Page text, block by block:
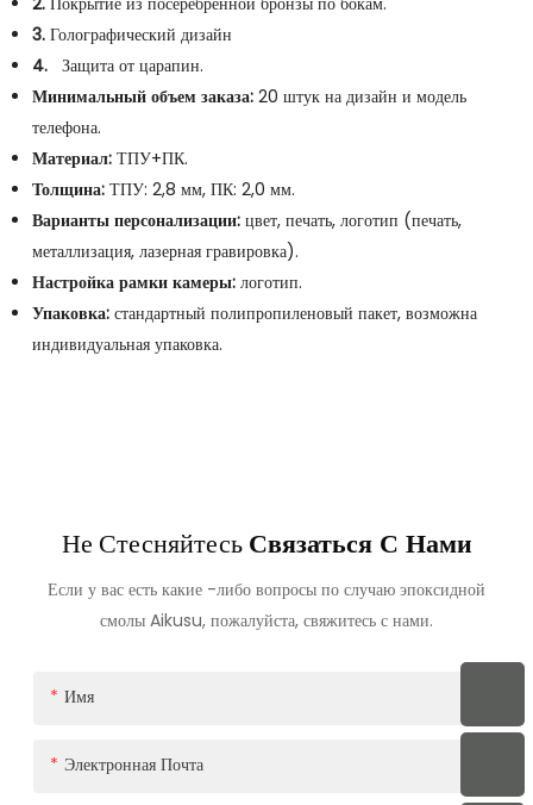
3.Голографический дизайн
4.
Защита от царапин.
Минимальный объем заказа:20 штук на дизайн и модель
телефона.
Материал:ТПУ+ПК.
Толщина:ТПУ: 2,8 мм, ПК: 2,0 мм.
Варианты персонализации:цвет, печать, логотип (печать,
металлизация, лазерная гравировка).
Настройка рамки камеры:логотип.
Упаковка:стандартный полипропиленовый пакет, возможна
индивидуальная упаковка.
Не СтесняйтесьСвязаться С Нами
Если у вас есть какие -либо вопросы по случаю эпоксидной
смолы Aikusu, пожалуйста, свяжитесь с нами.
Имя
Электронная Почта